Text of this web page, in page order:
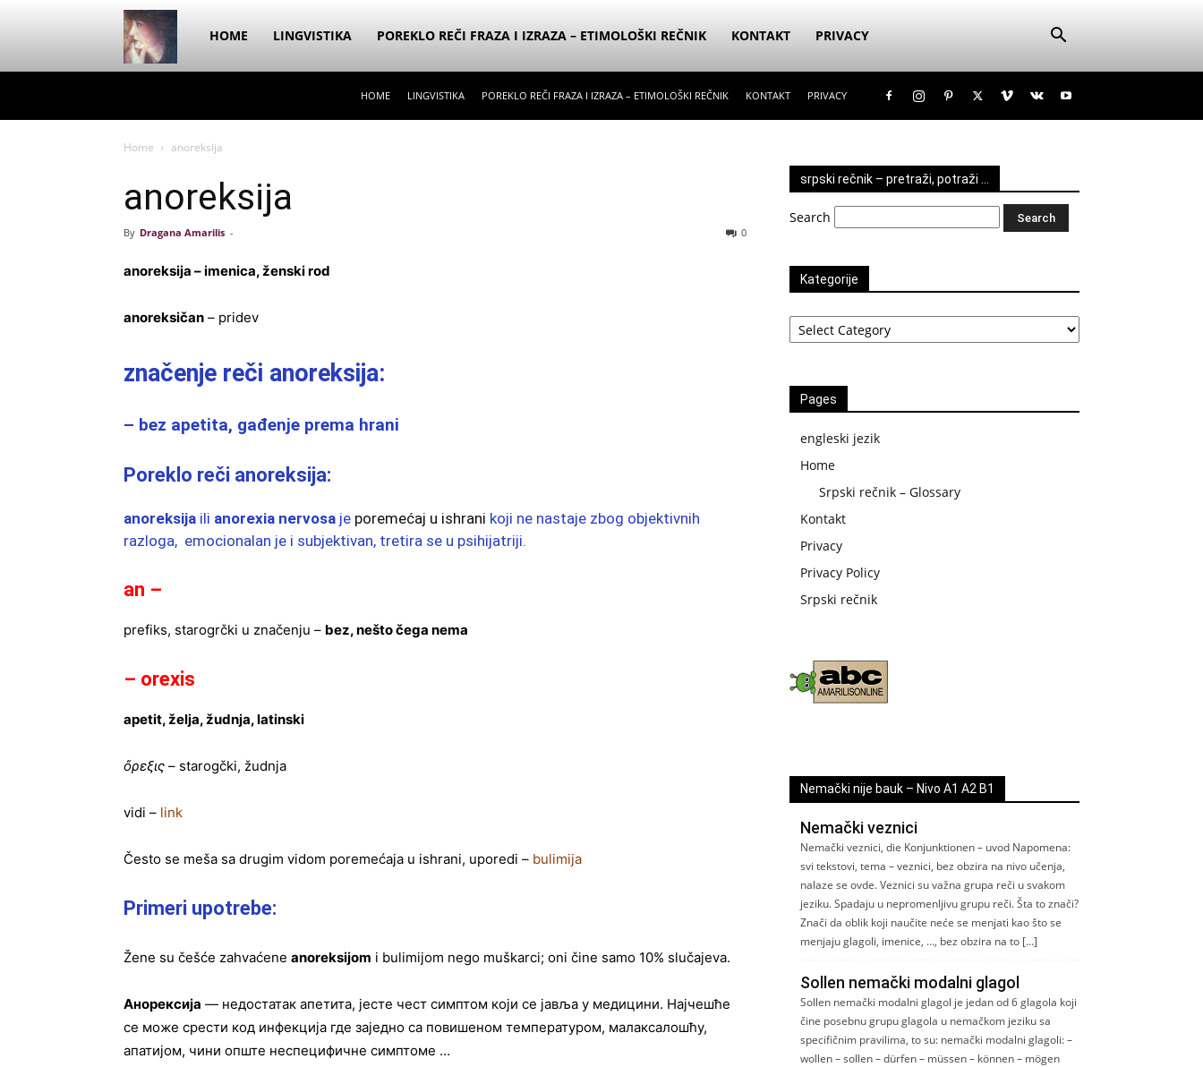
Dragana
HOME LINGVISTIKA POREKLO REČI FRAZA I IZRAZA – ETIMOLOŠKI REČNIK KONTAKT PRIVACY
HOME LINGVISTIKA POREKLO REČI FRAZA I IZRAZA – ETIMOLOŠKI REČNIK KONTAKT PRIVACY
Home anoreksija
anoreksija
By Dragana Amarilis - 0
anoreksija – imenica, ženski rod
anoreksičan – pridev
značenje reči anoreksija:
– bez apetita, gađenje prema hrani
Poreklo reči anoreksija:
anoreksija ili anorexia nervosa je poremećaj u ishrani koji ne nastaje zbog objektivnih
razloga, emocionalan je i subjektivan, tretira se u psihijatriji.
an –
prefiks, starogrčki u značenju – bez, nešto čega nema
– orexis
apetit, želja, žudnja, latinski
ὄρεξις – starogčki, žudnja
vidi – link
Često se meša sa drugim vidom poremećaja u ishrani, uporedi – bulimija
Primeri upotrebe:
Žene su češće zahvaćene anoreksijom i bulimijom nego muškarci; oni čine samo 10% slučajeva.
Анорексија — недостатак апетита, јесте чест симптом који се јавља у медицини. Најчешће
се може срести код инфекција где заједно са повишеном температуром, малаксалошћу,
апатијом, чини опште неспецифичне симптоме …
srpski rečnik – pretraži, potraži …
Search
Kategorije
Kategorije
Pages
engleski jezik
Home
Srpski rečnik – Glossary
Kontakt
Privacy
Privacy Policy
Srpski rečnik
Nemački nije bauk – Nivo A1 A2 B1
Nemački veznici
Nemački veznici, die Konjunktionen – uvod Napomena:
svi tekstovi, tema – veznici, bez obzira na nivo učenja,
nalaze se ovde. Veznici su važna grupa reči u svakom
jeziku. Spadaju u nepromenljivu grupu reči. Šta to znači?
Znači da oblik koji naučite neće se menjati kao što se
menjaju glagoli, imenice, …, bez obzira na to […]
Sollen nemački modalni glagol
Sollen nemački modalni glagol je jedan od 6 glagola koji
čine posebnu grupu glagola u nemačkom jeziku sa
specifičnim pravilima, to su: nemački modalni glagoli: –
wollen – sollen – dürfen – müssen – können – mögen